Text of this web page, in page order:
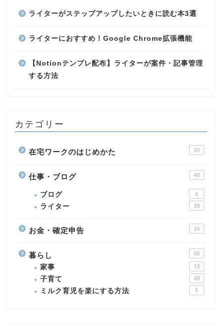
ライターがステップアップしたいときに読む本3選
ライターにおすすめ！Google Chrome拡張機能
【Notionテンプレ配布】ライターが案件・記事管理
する方法
カテゴリー
在宅ワークのはじめかた 50
仕事・ブログ 40
ブログ 6
ライター 28
お金・確定申告 16
暮らし 66
家事 13
子育て 48
ミルク育児を楽にする方法 5